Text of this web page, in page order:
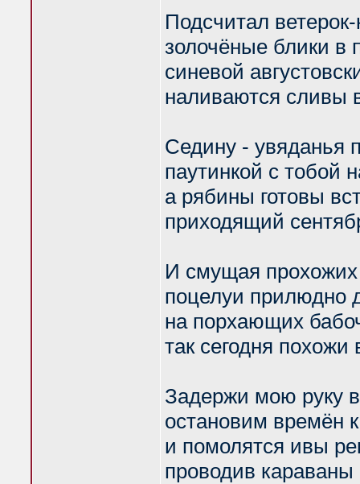
Подсчитал
золочёные блики в
синевой
наливаются сливы
Седину - увяданья
паутинкой с тобой
а рябины готовы
приходящий
И смущая
поцелуи прилюдно
на порхающих
так сегодня похожи
Задержи мою руку
остановим времён
и помолятся ивы
проводив караваны